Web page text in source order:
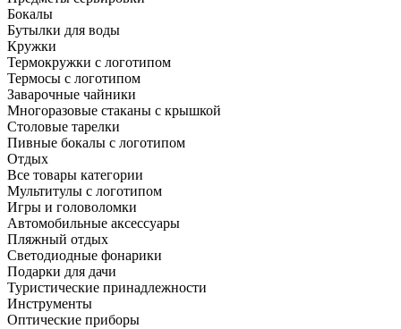
Бокалы
Бутылки для воды
Кружки
Термокружки с логотипом
Термосы с логотипом
Заварочные чайники
Многоразовые стаканы с крышкой
Столовые тарелки
Пивные бокалы с логотипом
Отдых
Все товары категории
Мультитулы с логотипом
Игры и головоломки
Автомобильные аксессуары
Пляжный отдых
Светодиодные фонарики
Подарки для дачи
Туристические принадлежности
Инструменты
Оптические приборы